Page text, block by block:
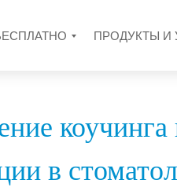
ПРОДУКТЫ И
в